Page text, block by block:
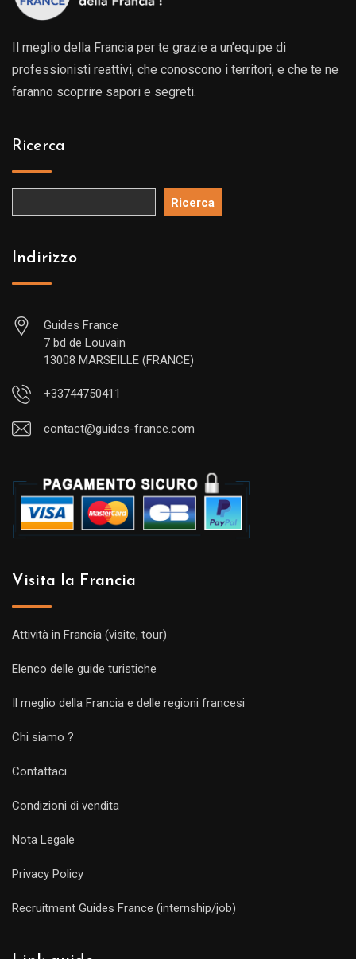
Il meglio della Francia per te grazie a un’equipe di
professionisti reattivi, che conoscono i territori, e che te ne
faranno scoprire sapori e segreti.
Ricerca
Ricerca
Indirizzo
Guides France
7 bd de Louvain
13008 MARSEILLE (FRANCE)
+33744750411
contact@guides-france.com
Visita la Francia
Attività in Francia (visite, tour)
Elenco delle guide turistiche
Il meglio della Francia e delle regioni francesi
Chi siamo ?
Contattaci
Condizioni di vendita
Nota Legale
Privacy Policy
Recruitment Guides France (internship/job)